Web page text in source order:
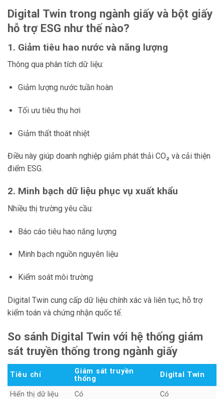
Digital Twin trong ngành giấy và bột giấy
hỗ trợ ESG như thế nào?
1. Giảm tiêu hao nước và năng lượng
Thông qua phân tích dữ liệu:
Giảm lượng nước tuần hoàn
Tối ưu tiêu thụ hơi
Giảm thất thoát nhiệt
Điều này giúp doanh nghiệp giảm phát thải CO₂ và cải thiện
điểm ESG.
2. Minh bạch dữ liệu phục vụ xuất khẩu
Nhiều thị trường yêu cầu:
Báo cáo tiêu hao năng lượng
Minh bạch nguồn nguyên liệu
Kiểm soát môi trường
Digital Twin cung cấp dữ liệu chính xác và liên tục, hỗ trợ
kiểm toán và chứng nhận quốc tế.
So sánh Digital Twin với hệ thống giám
sát truyền thống trong ngành giấy
Tiêu chí
Giám sát truyền
thống
Digital Twin
Hiển thị dữ liệu Có
Có